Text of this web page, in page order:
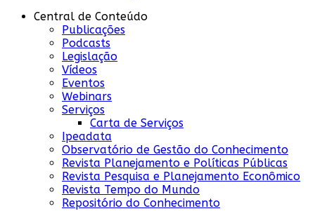
Central de Conteúdo
Publicações
Podcasts
Legislação
Vídeos
Eventos
Webinars
Serviços
Carta de Serviços
Ipeadata
Observatório de Gestão do Conhecimento
Revista Planejamento e Políticas Públicas
Revista Pesquisa e Planejamento Econômico
Revista Tempo do Mundo
Repositório do Conhecimento